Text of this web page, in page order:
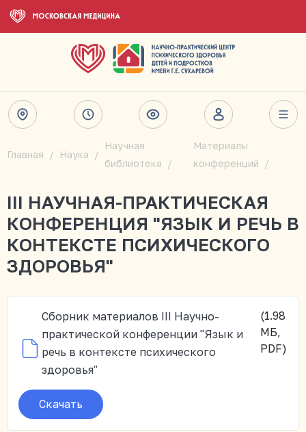
Главная Наука
Научная
библиотека
Материалы
конференций
III НАУЧНАЯ-ПРАКТИЧЕСКАЯ
КОНФЕРЕНЦИЯ "ЯЗЫК И РЕЧЬ В
КОНТЕКСТЕ ПСИХИЧЕСКОГО
ЗДОРОВЬЯ"
Сборник материалов III Научно-
практической конференции "Язык и
речь в контексте психического
здоровья"
(1.98
МБ,
PDF)
Скачать